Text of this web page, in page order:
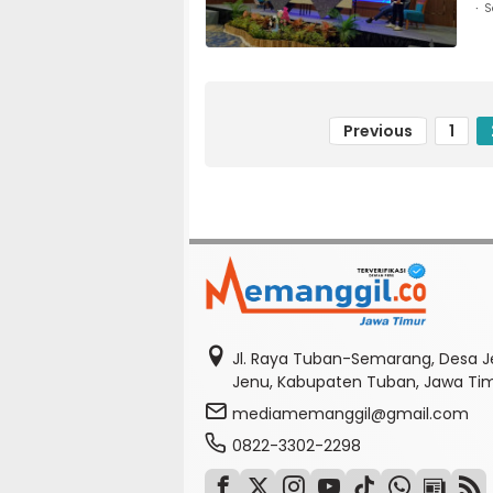
Previous 1
Jl. Raya Tuban-Semarang, Desa
Jenu, Kabupaten Tuban, Jawa
mediamemanggil@gmail.com
0822-3302-2298